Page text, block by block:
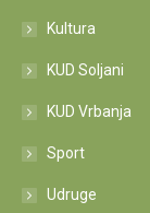
Kultura
KUD Soljani
KUD Vrbanja
Sport
Udruge